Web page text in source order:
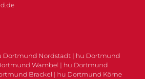
Dortmund Nordstadt | hu Dortmund
Wambel | hu Dortmund
Brackel | hu Dortmund Körne